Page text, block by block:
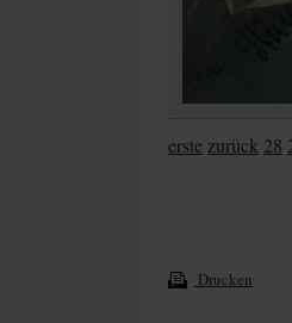
erste zurück 28
Drucken